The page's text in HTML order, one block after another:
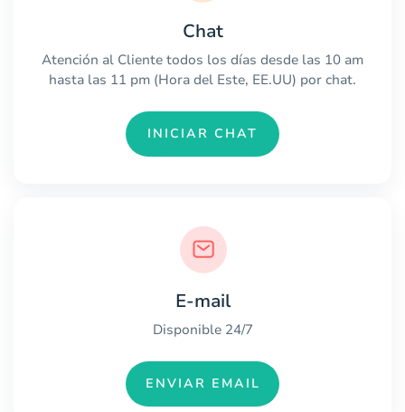
Chat
Atención al Cliente todos los días desde las 10 am
hasta las 11 pm (Hora del Este, EE.UU) por chat.
INICIAR CHAT
E-mail
Disponible 24/7
ENVIAR EMAIL